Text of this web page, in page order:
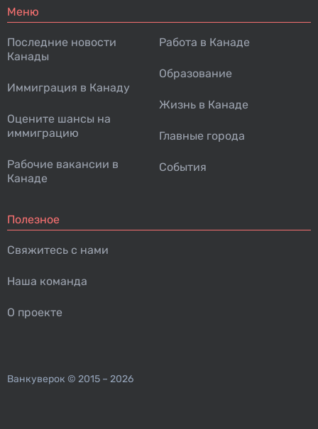
Меню
Последние новости
Канады
Иммиграция в Канаду
Оцените шансы на
иммиграцию
Рабочие вакансии в
Канаде
Работа в Канаде
Образование
Жизнь в Канаде
Главные города
События
Полезное
Свяжитесь с нами
Наша команда
О проекте
Ванкуверок © 2015 – 2026